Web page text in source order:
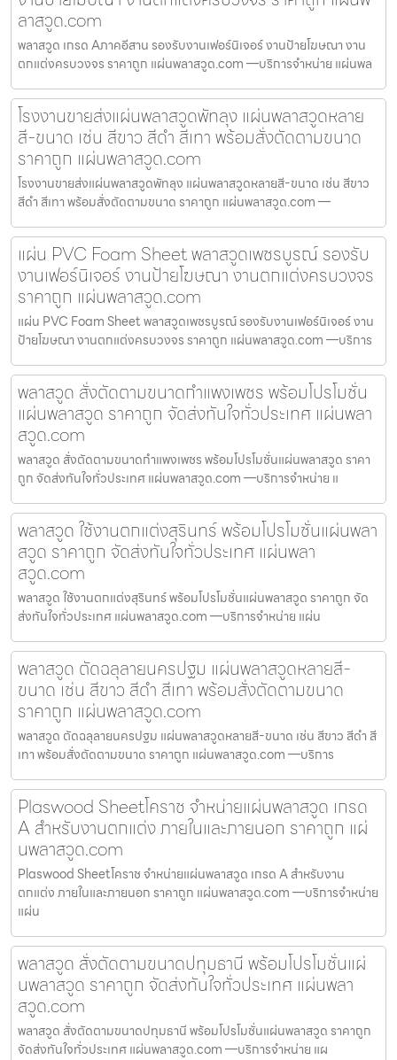
ลาสวูด.com
พลาสวูด เกรด Aภาคอีสาน รองรับงานเฟอร์นิเจอร์ งานป้ายโฆษณา งาน
ตกแต่งครบวงจร ราคาถูก แผ่นพลาสวูด.com —บริการจำหน่าย แผ่นพล
โรงงานขายส่งแผ่นพลาสวูดพัทลุง แผ่นพลาสวูดหลาย
สี-ขนาด เช่น สีขาว สีดำ สีเทา พร้อมสั่งตัดตามขนาด
ราคาถูก แผ่นพลาสวูด.com
โรงงานขายส่งแผ่นพลาสวูดพัทลุง แผ่นพลาสวูดหลายสี-ขนาด เช่น สีขาว
สีดำ สีเทา พร้อมสั่งตัดตามขนาด ราคาถูก แผ่นพลาสวูด.com —
แผ่น PVC Foam Sheet พลาสวูดเพชรบูรณ์ รองรับ
งานเฟอร์นิเจอร์ งานป้ายโฆษณา งานตกแต่งครบวงจร
ราคาถูก แผ่นพลาสวูด.com
แผ่น PVC Foam Sheet พลาสวูดเพชรบูรณ์ รองรับงานเฟอร์นิเจอร์ งาน
ป้ายโฆษณา งานตกแต่งครบวงจร ราคาถูก แผ่นพลาสวูด.com —บริการ
พลาสวูด สั่งตัดตามขนาดกำแพงเพชร พร้อมโปรโมชั่น
แผ่นพลาสวูด ราคาถูก จัดส่งทันใจทั่วประเทศ แผ่นพลา
สวูด.com
พลาสวูด สั่งตัดตามขนาดกำแพงเพชร พร้อมโปรโมชั่นแผ่นพลาสวูด ราคา
ถูก จัดส่งทันใจทั่วประเทศ แผ่นพลาสวูด.com —บริการจำหน่าย แ
พลาสวูด ใช้งานตกแต่งสุรินทร์ พร้อมโปรโมชั่นแผ่นพลา
สวูด ราคาถูก จัดส่งทันใจทั่วประเทศ แผ่นพลา
สวูด.com
พลาสวูด ใช้งานตกแต่งสุรินทร์ พร้อมโปรโมชั่นแผ่นพลาสวูด ราคาถูก จัด
ส่งทันใจทั่วประเทศ แผ่นพลาสวูด.com —บริการจำหน่าย แผ่น
พลาสวูด ตัดฉลุลายนครปฐม แผ่นพลาสวูดหลายสี-
ขนาด เช่น สีขาว สีดำ สีเทา พร้อมสั่งตัดตามขนาด
ราคาถูก แผ่นพลาสวูด.com
พลาสวูด ตัดฉลุลายนครปฐม แผ่นพลาสวูดหลายสี-ขนาด เช่น สีขาว สีดำ สี
เทา พร้อมสั่งตัดตามขนาด ราคาถูก แผ่นพลาสวูด.com —บริการ
Plaswood Sheetโคราช จำหน่ายแผ่นพลาสวูด เกรด
A สำหรับงานตกแต่ง ภายในและภายนอก ราคาถูก แผ่
นพลาสวูด.com
Plaswood Sheetโคราช จำหน่ายแผ่นพลาสวูด เกรด A สำหรับงาน
ตกแต่ง ภายในและภายนอก ราคาถูก แผ่นพลาสวูด.com —บริการจำหน่าย
แผ่น
พลาสวูด สั่งตัดตามขนาดปทุมธานี พร้อมโปรโมชั่นแผ่
นพลาสวูด ราคาถูก จัดส่งทันใจทั่วประเทศ แผ่นพลา
สวูด.com
พลาสวูด สั่งตัดตามขนาดปทุมธานี พร้อมโปรโมชั่นแผ่นพลาสวูด ราคาถูก
จัดส่งทันใจทั่วประเทศ แผ่นพลาสวูด.com —บริการจำหน่าย แผ